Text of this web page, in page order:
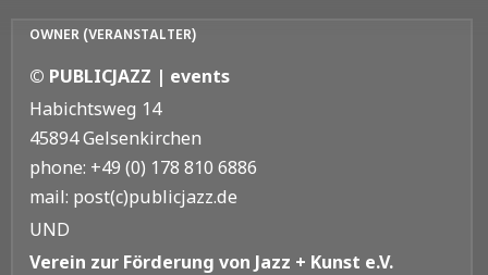
OWNER (VERANSTALTER)
© PUBLICJAZZ | events
Habichtsweg 14
45894 Gelsenkirchen
phone: +49 (0) 178 810 6886
mail: post(c)publicjazz.de
UND
Verein zur Förderung von Jazz + Kunst e.V.